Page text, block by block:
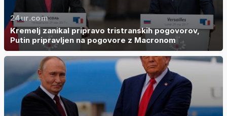
24ur.com
Kremelj zanikal pripravo tristranskih pogovorov,
Putin pripravljen na pogovore z Macronom